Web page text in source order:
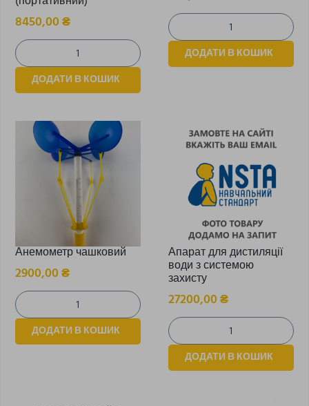
8450,00₴
ДОДАТИ В КОШИК
ДОДАТИ В КОШИК
Анемометр чашковий
2900,00₴
ДОДАТИ В КОШИК
Апарат для дистиляції
води з системою
захисту
27200,00₴
ДОДАТИ В КОШИК